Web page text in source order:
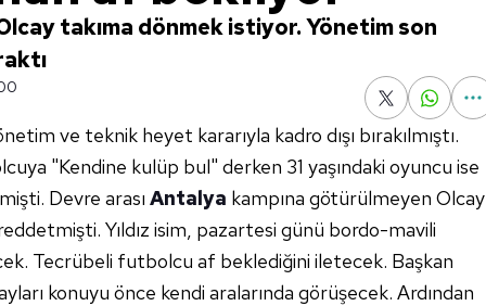
Olcay takıma dönmek istiyor. Yönetim son
ve teknik heyet kararıyla kadro dışı bırakılmıştı.
"Kendine kulüp bul" derken 31 yaşındaki oyuncu ise
Devre arası Antalya kampına götürülmeyen Olcay
Yıldız isim, pazartesi günü bordo-mavili
Tecrübeli futbolcu af beklediğini iletecek. Başkan
konuyu önce kendi aralarında görüşecek. Ardından